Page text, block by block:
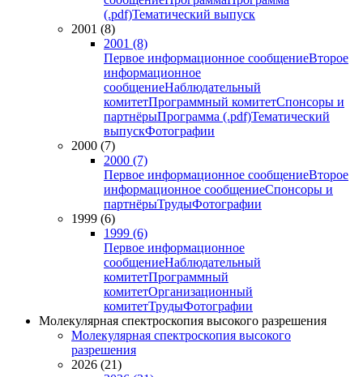
(.pdf)Тематический выпуск
2001 (8)
2001 (8)
Первое информационное сообщениеВторое
информационное
сообщениеНаблюдательный
комитетПрограммный комитетСпонсоры и
партнёрыПрограмма (.pdf)Тематический
выпускФотографии
2000 (7)
2000 (7)
Первое информационное сообщениеВторое
информационное сообщениеСпонсоры и
партнёрыТрудыФотографии
1999 (6)
1999 (6)
Первое информационное
сообщениеНаблюдательный
комитетПрограммный
комитетОрганизационный
комитетТрудыФотографии
Молекулярная спектроскопия высокого разрешения
Молекулярная спектроскопия высокого
разрешения
2026 (21)